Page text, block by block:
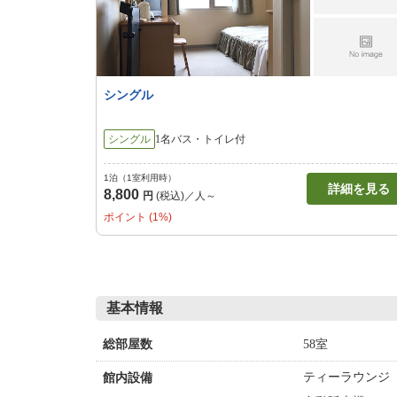
シングル
シングル 1名バス・トイレ付
1泊（1室利用時）
8,800 円 (税込)／人～ 詳細を見る
ポイント (1%)
基本情報
総部屋数 58室
館内設備
ティーラウンジ